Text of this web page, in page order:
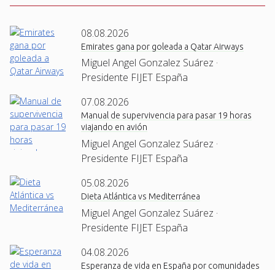
08.08.2026
Emirates gana por goleada a Qatar Airways
Miguel Angel Gonzalez Suárez ·
Presidente FIJET España
07.08.2026
Manual de supervivencia para pasar 19 horas
viajando en avión
Miguel Angel Gonzalez Suárez ·
Presidente FIJET España
05.08.2026
Dieta Atlántica vs Mediterránea
Miguel Angel Gonzalez Suárez ·
Presidente FIJET España
04.08.2026
Esperanza de vida en España por comunidades